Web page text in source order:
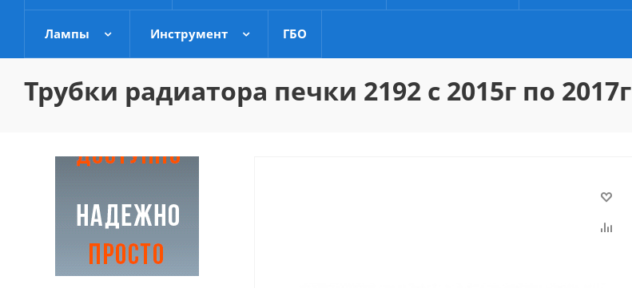
Лампы Инструмент ГБО
Трубки радиатора печки 2192 с 2015г по 2017г